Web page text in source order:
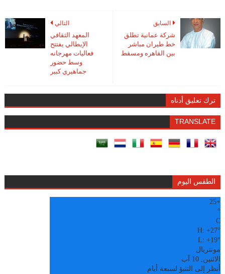
التالي
المعهد الثقافي
الإيطالي يفتتح
فعاليات مهرجانه
وسط حضور
جماهيري كبير
السابق
شركة عمانية تطلق
خط طيران مباشر
بين القاهره ومسقط
ترك تعليق أدناه
TRANSLATE
الطقس اليوم
+
25
°
C
H:+27°
L:+19°
مونتريال
الاثنين, 10 آب
أنظر إلى التنبؤ لسبعة أيام